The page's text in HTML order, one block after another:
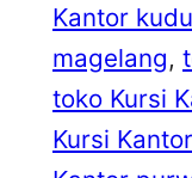
Kantor
magelang,
toko Kursi
Kursi